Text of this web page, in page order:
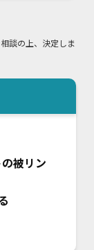
談の上、決定しま
被リン